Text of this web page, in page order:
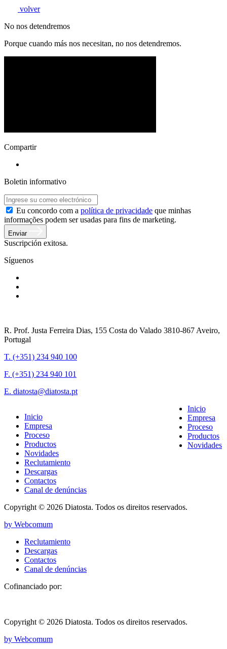
volver
No nos detendremos
Porque cuando más nos necesitan, no nos detendremos.
Compartir
Boletin informativo
Eu concordo com a política de privacidade que minhas
informações podem ser usadas para fins de marketing.
Enviar
Suscripción exitosa.
Síguenos
R. Prof. Justa Ferreira Dias, 155 Costa do Valado 3810-867 Aveiro,
Portugal
T. (+351) 234 940 100
F. (+351) 234 940 101
E. diatosta@diatosta.pt
Inicio
Empresa
Proceso
Productos
Novidades
Reclutamiento
Descargas
Contactos
Canal de denúncias
Copyright © 2026 Diatosta. Todos os direitos reservados.
by Webcomum
Inicio
Empresa
Proceso
Productos
Novidades
Reclutamiento
Descargas
Contactos
Canal de denúncias
Cofinanciado por:
Copyright © 2026 Diatosta. Todos os direitos reservados.
by Webcomum